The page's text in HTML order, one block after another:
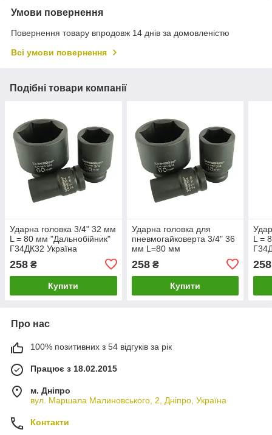
Умови повернення
Повернення товару впродовж 14 днів за домовленістю
Всі умови повернення
Подібні товари компанії
Ударна головка 3/4" 32 мм
L = 80 мм "Дальнобійник"
Г34ДК32 Україна
258 ₴
Купити
Ударна головка для
пневмогайковерта 3/4" 36
мм L=80 мм
"Дальнобійник" Г34ДК36
258₴
Купити
L =
258
Про нас
100% позитивних з 54 відгуків за рік
Працює з 18.02.2015
м. Дніпро
вул. Маршала Малиновського, 2, Дніпро, Україна
Контакти